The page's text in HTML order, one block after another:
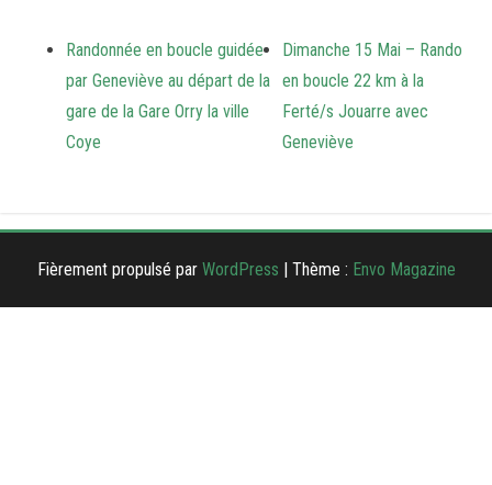
Randonnée en boucle guidée
par Geneviève au départ de la
gare de la Gare Orry la ville
Coye
Dimanche 15 Mai – Rando
en boucle 22 km à la
Ferté/s Jouarre avec
Geneviève
Fièrement propulsé par WordPress | Thème : Envo Magazine